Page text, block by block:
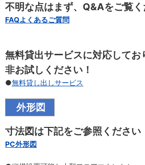
不明な点はまず、Q&Aをご覧く
FAQよくあるご質問
無料貸出サービスに対応してお
非お試しください！
●無料貸し出しサービス
外形図
寸法図は下記をご参照ください
PC外形図